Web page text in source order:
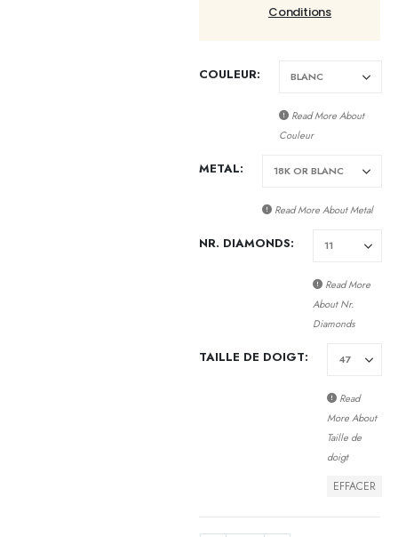
Conditions
COULEUR
Read More About
Couleur
METAL
Read More AboutMetal
NR. DIAMONDS
Read More
AboutNr.
Diamonds
TAILLE DE DOIGT
Read
More About
Taille de
doigt
EFFACER